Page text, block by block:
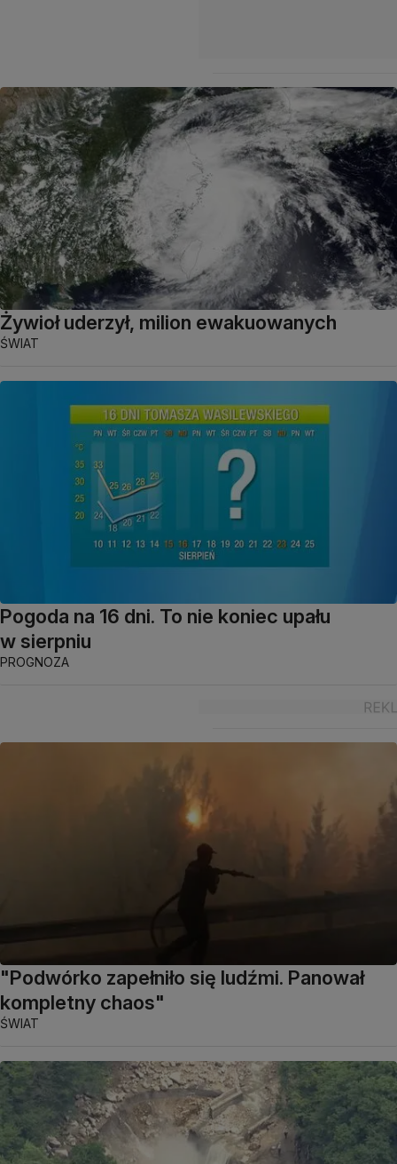
Żywioł uderzył, milion ewakuowanych
ŚWIAT
Pogoda na 16 dni. To nie koniec upału
w sierpniu
PROGNOZA
"Podwórko zapełniło się ludźmi. Panował
kompletny chaos"
ŚWIAT